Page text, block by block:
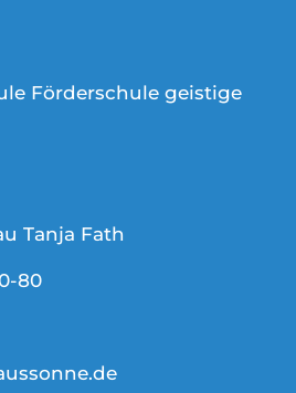
Förderschule geistige
Tanja Fath
80